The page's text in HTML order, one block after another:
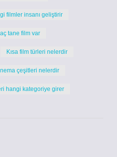
filmler insanı geliştirir
tane film var
Kısa film türleri nelerdir
çeşitleri nelerdir
hangi kategoriye girer